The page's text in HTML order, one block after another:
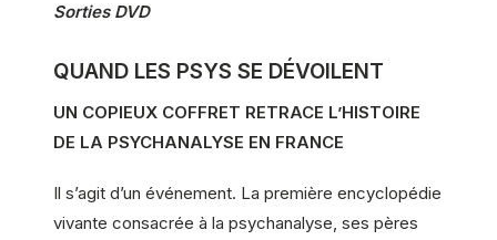
Sorties DVD
QUAND LES PSYS SE DÉVOILENT
UN COPIEUX COFFRET RETRACE L’HISTOIRE
DE LA PSYCHANALYSE EN FRANCE
Il s’agit d’un événement. La première encyclopédie
vivante consacrée à la psychanalyse, ses pères